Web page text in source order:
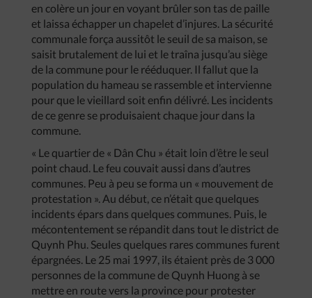
en colère un jour en voyant brûler son tas de paille
et laissa échapper un chapelet d’injures. La sécurité
communale força aussitôt le seuil de sa maison, se
saisit brutalement de lui et le traîna jusqu’au siège
de la commune pour le rééduquer. Il fallut que la
population du hameau se rassemble et intervienne
pour que le vieillard soit enfin délivré. Les incidents
de ce genre se produisaient chaque jour dans la
commune.
« Le quartier de « Dân Chu » était loin d’être le seul
point chaud. Le feu couvait aussi dans d’autres
communes. Peu à peu se forma un « mouvement de
protestation ». Au début, ce n’était que quelques
incidents épars dans quelques communes. Puis, le
mécontentement se répandit dans tout le district de
Quynh Phu. Seules quelques rares communes furent
épargnées. Le 25 mai 1997, ils étaient près de 3 000
personnes de la commune de Quynh Huong à se
mettre en route vers la province pour protester